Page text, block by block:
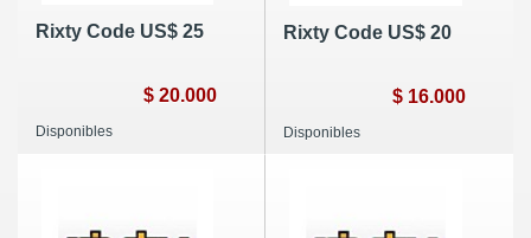
Rixty Code US$ 25
$ 20.000
Disponibles
Rixty Code US$ 20
$ 16.000
Disponibles